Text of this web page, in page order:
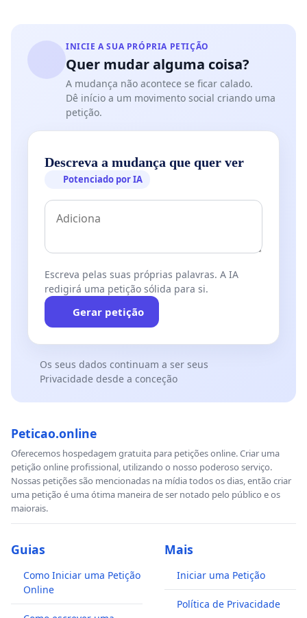
INICIE A SUA PRÓPRIA PETIÇÃO
Quer mudar alguma coisa?
A mudança não acontece se ficar calado.
Dê início a um movimento social criando uma
petição.
Descreva a mudança que quer ver
Potenciado por IA
Escreva pelas suas próprias palavras. A IA
redigirá uma petição sólida para si.
Gerar petição
Os seus dados continuam a ser seus
Privacidade desde a conceção
Peticao.online
Oferecemos hospedagem gratuita para petições online. Criar uma
petição online profissional, utilizando o nosso poderoso serviço.
Nossas petições são mencionadas na mídia todos os dias, então criar
uma petição é uma ótima maneira de ser notado pelo público e os
maiorais.
Guias
Como Iniciar uma Petição
Online
Mais
Iniciar uma Petição
Política de Privacidade